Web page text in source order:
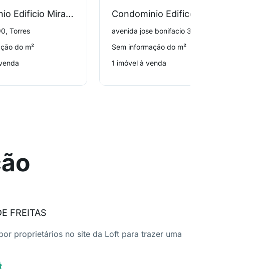
Condominio Edificio Mirante da Lagoa
Torres
do m²
Condominio Edifico Sideral
avenida jose bonifacio 395, Torres
Sem informação do m²
1 imóvel à venda
FREITAS
proprietários no site da Loft para trazer uma